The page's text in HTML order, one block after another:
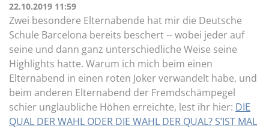
22.10.2019 11:59
Zwei besondere Elternabende hat mir die Deutsche
Schule Barcelona bereits beschert -- wobei jeder auf
seine und dann ganz unterschiedliche Weise seine
Highlights hatte. Warum ich mich beim einen
Elternabend in einen roten Joker verwandelt habe, und
beim anderen Elternabend der Fremdschämpegel
schier unglaubliche Höhen erreichte, lest ihr hier: DIE
QUAL DER WAHL ODER DIE WAHL DER QUAL? S’IST MAL